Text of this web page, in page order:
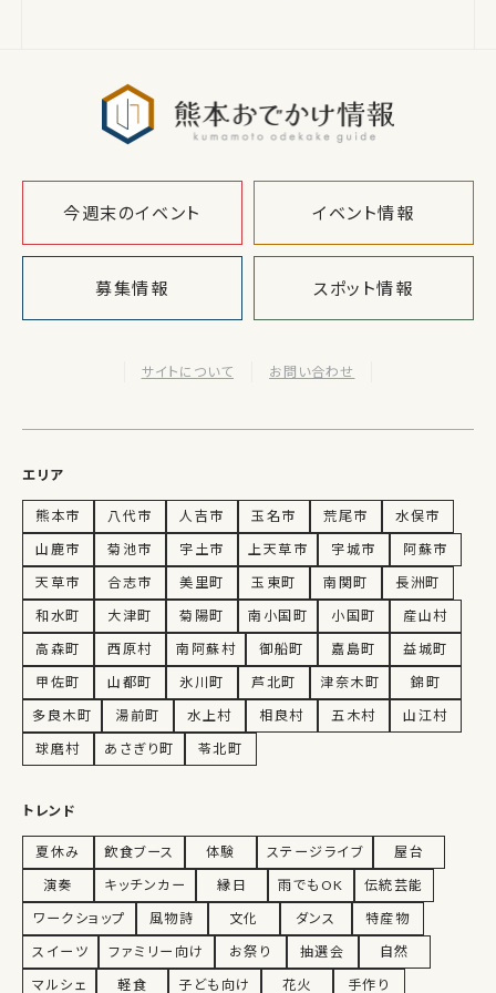
今週末のイベント イベント情報
募集情報 スポット情報
サイトについて お問い合わせ
エリア
熊本市 八代市 人吉市 玉名市 荒尾市
水俣市
山鹿市
菊池市 宇土市 上天草市 宇城市
阿蘇市
天草市
合志市 美里町 玉東町 南関町
長洲町
和水町
大津町 菊陽町 南小国町 小国町
産山村
高森町
西原村 南阿蘇村 御船町 嘉島町
益城町
甲佐町
山都町 氷川町 芦北町 津奈木町
錦町
多良木町
湯前町 水上村 相良村 五木村
山江村
球磨村
あさぎり町 苓北町
トレンド
夏休み 飲食ブース 体験 ステージライブ
屋台
演奏
キッチンカー 縁日 雨でもOK
伝統芸能
ワークショップ
風物詩 文化 ダンス
特産物
スイーツ
ファミリー向け お祭り 抽選会
自然
マルシェ
軽食 子ども向け 花火 手作り